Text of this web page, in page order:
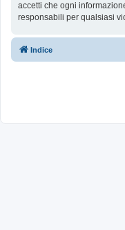
accetti che ogni
responsabili per qualsiasi
Indice